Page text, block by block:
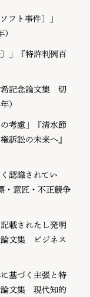
フト事件〕」
」『特許判例百
希記念論文集 切
）
考慮」『清水節
訴訟の未来へ』
認識されてい
・意匠・不正競争
載されたし発明
論文集 ビジネス
基づく主張と特
論文集 現代知的